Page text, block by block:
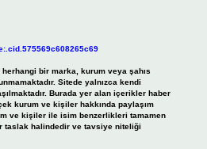
bir marka, kurum veya şahıs
Sitede yalnızca kendi
Burada yer alan içerikler haber
kurum ve kişiler hakkında paylaşım
ve kişiler ile isim benzerlikleri tamamen
taslak halindedir ve tavsiye niteliği